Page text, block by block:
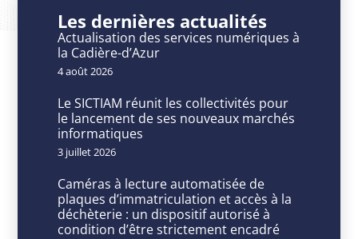
pour
petit-
déjeuner
vidéoprotection
Les dernières actualités
Actualisation des services numériques à
la Cadière-d’Azur
4 août 2026
Le SICTIAM réunit les collectivités pour
le lancement de ses nouveaux marchés
informatiques
3 juillet 2026
Caméras à lecture automatisée de
plaques d’immatriculation et accès à la
déchèterie : un dispositif autorisé à
condition d’être strictement encadré